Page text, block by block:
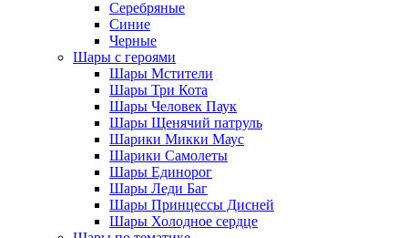
Серебряные
Синие
Черные
Шары с героями
Шары Мстители
Шары Три Кота
Шары Человек Паук
Шары Щенячий патруль
Шарики Микки Маус
Шарики Самолеты
Шары Единорог
Шары Леди Баг
Шары Принцессы Дисней
Шары Холодное сердце